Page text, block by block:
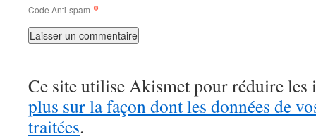
Code Anti-spam *
Ce site utilise Akismet pour réduire les
plus sur la façon dont les données de
traitées.